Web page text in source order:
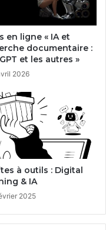
en ligne « IA et
documentaire :
et les autres »
2026
à outils : Digital
& IA
2025